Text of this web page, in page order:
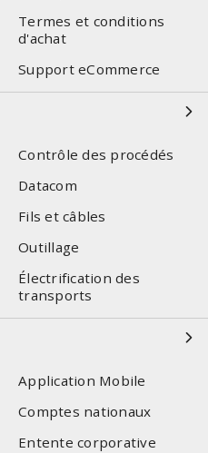
Termes et conditions
d'achat
Support eCommerce
Contrôle des procédés
Datacom
Fils et câbles
Outillage
Électrification des
transports
Application Mobile
Comptes nationaux
Entente corporative